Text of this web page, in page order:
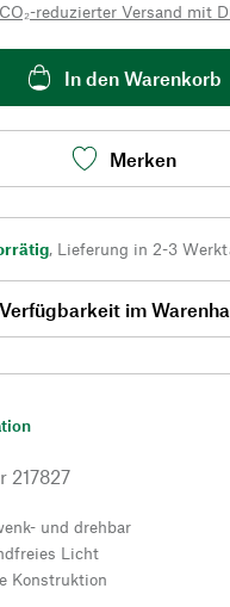
CO₂-reduzierter Versand mit
In den Warenkorb
Merken
, Lieferung in 2-3
Verfügbarkeit im
217827
und drehbar
Licht
Konstruktion